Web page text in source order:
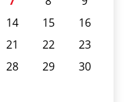
14 15
16
21 22
23
28 29
30